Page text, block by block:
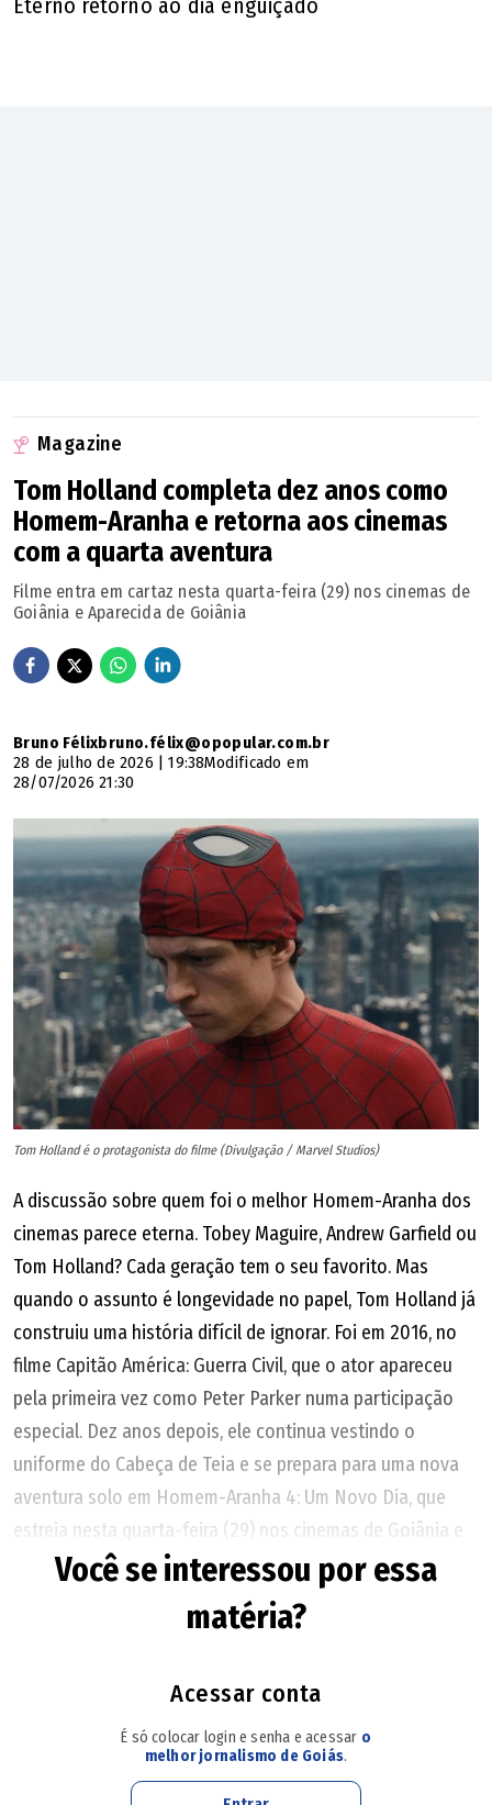
Eterno retorno ao dia enguiçado
Magazine
Tom Holland completa dez anos como
Homem-Aranha e retorna aos cinemas
com a quarta aventura
Filme entra em cartaz nesta quarta-feira (29) nos cinemas de
Goiânia e Aparecida de Goiânia
Bruno Félixbruno.félix@opopular.com.br
28 de julho de 2026 | 19:38Modificado em
28/07/2026 21:30
Tom Holland é o protagonista do filme (Divulgação / Marvel Studios)
A discussão sobre quem foi o melhor Homem-Aranha dos
cinemas parece eterna. Tobey Maguire, Andrew Garfield ou
Tom Holland? Cada geração tem o seu favorito. Mas
quando o assunto é longevidade no papel, Tom Holland já
construiu uma história difícil de ignorar. Foi em 2016, no
filme Capitão América: Guerra Civil, que o ator apareceu
pela primeira vez como Peter Parker numa participação
especial. Dez anos depois, ele continua vestindo o
uniforme do Cabeça de Teia e se prepara para uma nova
aventura solo em Homem-Aranha 4: Um Novo Dia, que
estreia nesta quarta-feira (29) nos cinemas de Goiânia e
Aparecida de Goiânia.
Quando vestiu o uniforme pela primeira vez, Tom Holland
conhecido do grande público - ele foi revelado em O
espanhola que estava de férias na Tailândia quando o
tsunami atingiu o país em 2004. Uma década depois, o
Você se interessou por essa
matéria?
Acessar conta
É só colocar login e senha e acessar o
melhor jornalismo de Goiás.